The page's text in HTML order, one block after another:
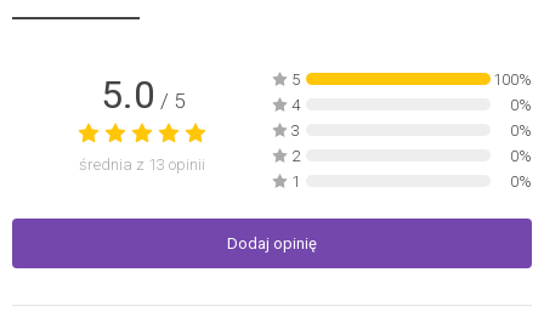
5.0 / 5
średnia z 13 opinii
5
100%
4
0%
3
0%
2
0%
1
0%
Dodaj opinię